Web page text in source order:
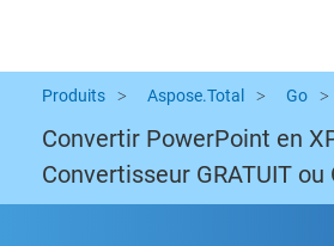
Produits Aspose.Total Go
Convertir PowerPoint en
Convertisseur GRATUIT ou